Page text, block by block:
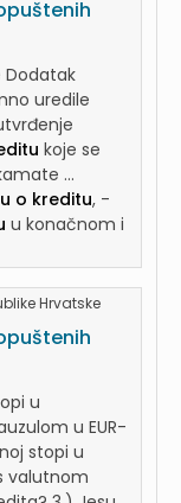
Dodatak
uredile
koje se
...
o kreditu, -
u konačnom i
Hrvatske
u
u EUR-
stopi u
valutnom